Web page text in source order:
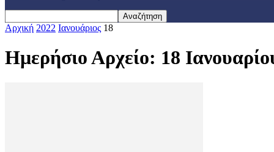
Αρχική 2022 Ιανουάριος 18
Ημερήσιο Αρχείο: 18